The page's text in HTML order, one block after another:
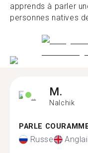
apprends à parler
personnes natives
M.
Nalchik
PARLE
Russe